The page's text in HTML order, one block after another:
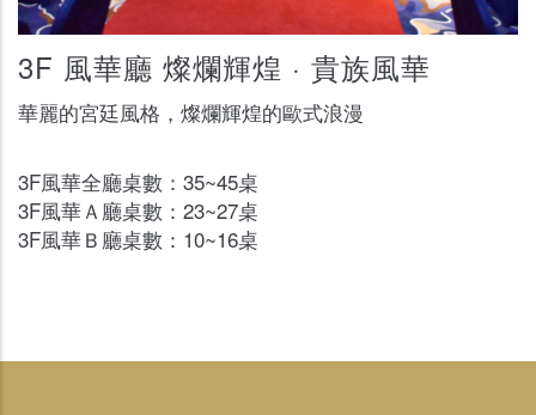
3F 風華廳 燦爛輝煌 · 貴族風華
華麗的宮廷風格，燦爛輝煌的歐式浪漫
3F風華全廳桌數：35~45桌
3F風華Ａ廳桌數：23~27桌
3F風華Ｂ廳桌數：10~16桌